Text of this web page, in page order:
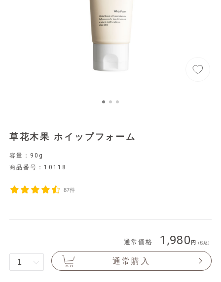
草花木果 ホイップフォーム
容量：90g
商品番号： 10118
87件
通常価格 1,980 （税込）
通常購入